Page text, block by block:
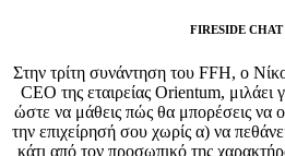
FIRESIDE CHAT
Στην τρίτη συνάντηση του FFH, ο
CEO της εταιρείας Orientum,
ώστε να μάθεις πώς θα μπορέσεις να
την επιχείρησή σου χωρίς α) να
κάτι από τον προσωπικό της